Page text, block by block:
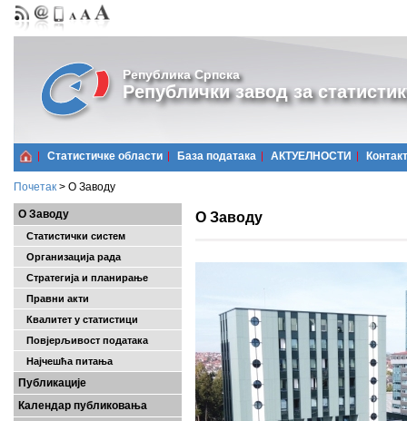
Република Српска
Републички завод за
Статистичке области Базa података АКТУЕЛНОСТИ Контакт
Почетак > О Заводу
О Заводу
Статистички систем
Организација рада
Стратегија и планирање
Правни акти
Квалитет у статистици
Повјерљивост података
Најчешћa питања
Публикације
Календар публиковања
О Заводу